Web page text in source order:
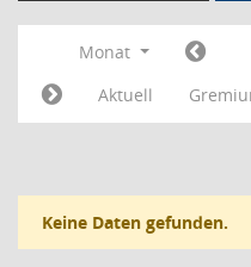
Monat
Aktuell
Keine Daten gefunden.